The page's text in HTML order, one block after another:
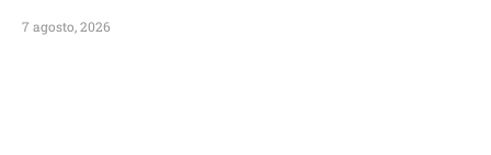
7 agosto, 2026